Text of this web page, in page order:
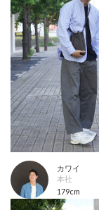
カワイ
本社
179cm